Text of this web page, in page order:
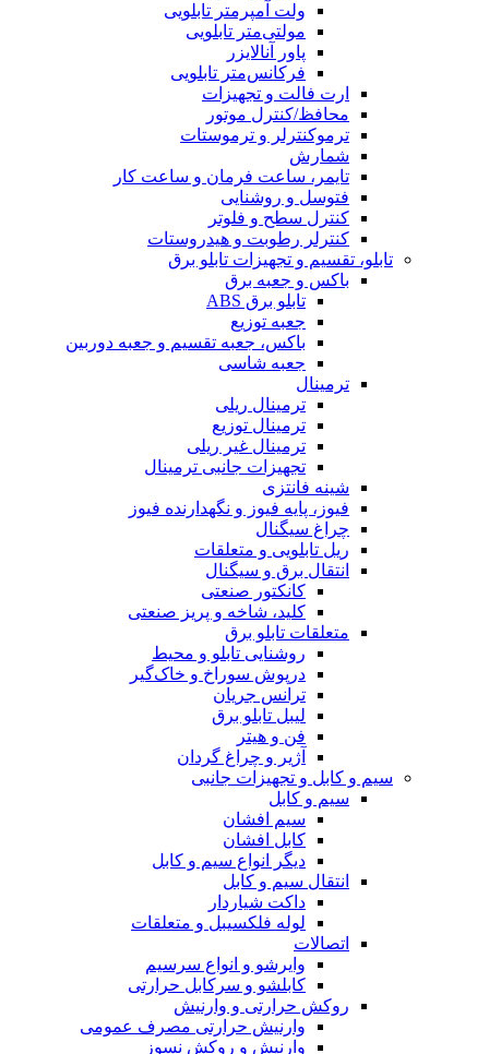
ولت آمپرمتر تابلویی
مولتی‌متر تابلویی
پاور آنالایزر
فرکانس‌متر تابلویی
ارت فالت و تجهیزات
محافظ/کنترل موتور
ترموکنترلر و ترموستات
شمارش
تایمر، ساعت فرمان و ساعت کار
فتوسل و روشنایی
کنترل سطح و فلوتر
کنترلر رطوبت و هیدروستات
تابلو، تقسیم و تجهیزات تابلو برق
باکس و جعبه برق
تابلو برق ABS
جعبه توزیع
باکس، جعبه تقسیم و جعبه دوربین
جعبه شاسی
ترمینال
ترمینال ریلی
ترمینال توزیع
ترمینال غیر ریلی
تجهیزات جانبی ترمینال
شینه فانتزی
فیوز، پایه فیوز و نگهدارنده فیوز
چراغ سیگنال
ریل تابلویی و متعلقات
انتقال برق و سیگنال
کانکتور صنعتی
کلید، شاخه و پریز صنعتی
متعلقات تابلو برق
روشنایی تابلو و محیط
درپوش سوراخ و خاک‌گیر
ترانس جریان
لیبل تابلو برق
فن و هیتر
آژیر و چراغ گردان
سیم و کابل و تجهیزات جانبی
سیم و کابل
سیم افشان
کابل افشان
دیگر انواع سیم و کابل
انتقال سیم و کابل
داکت شیاردار
لوله فلکسیبل و متعلقات
اتصالات
وایرشو و انواع سرسیم
کابلشو و سرکابل حرارتی
روکش حرارتی و وارنیش
وارنیش حرارتی مصرف عمومی
وارنیش و روکش نسوز